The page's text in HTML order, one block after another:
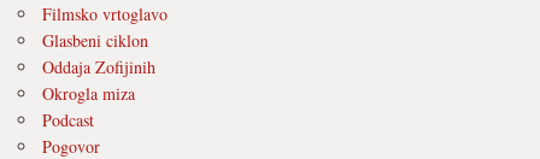
Filmsko vrtoglavo
Glasbeni ciklon
Oddaja Zofijinih
Okrogla miza
Podcast
Pogovor